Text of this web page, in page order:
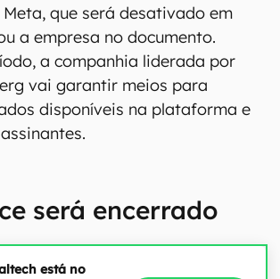
que será desativado em
a empresa no documento.
a companhia liderada por
vai garantir meios para
disponíveis na plataforma e
será encerrado
está no